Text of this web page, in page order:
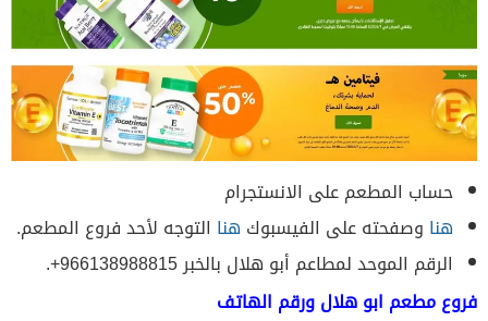
حساب المطعم على الانستجرام
هنا وصفحته على الفيسبوك هنا التوجه لأحد فروع المطعم.
الرقم الموحد لمطاعم أبو هلال بالخبر 966138988815+.
فروع مطعم ابو هلال ورقم الهاتف